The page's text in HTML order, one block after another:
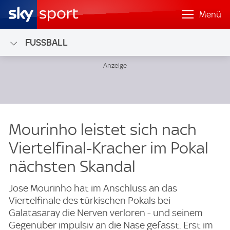
Menü
FUSSBALL
Mourinho leistet sich nach
Viertelfinal-Kracher im Pokal
nächsten Skandal
Jose Mourinho hat im Anschluss an das
Viertelfinale des türkischen Pokals bei
Galatasaray die Nerven verloren - und seinem
Gegenüber impulsiv an die Nase gefasst. Erst im